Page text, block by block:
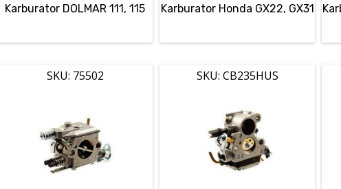
Karburator DOLMAR 111, 115 Karburator Honda GX22, GX31
SKU: 75502 SKU: CB235HUS